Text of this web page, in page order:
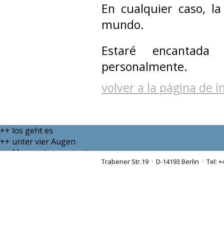
En cualquier caso,
mundo.
Estaré
personalmente.
volver a la página de
++ los geht es
++ unter vier Augen
++ Massendemonstration
Trabener Str.19 · D-14193 Berlin · Tel: